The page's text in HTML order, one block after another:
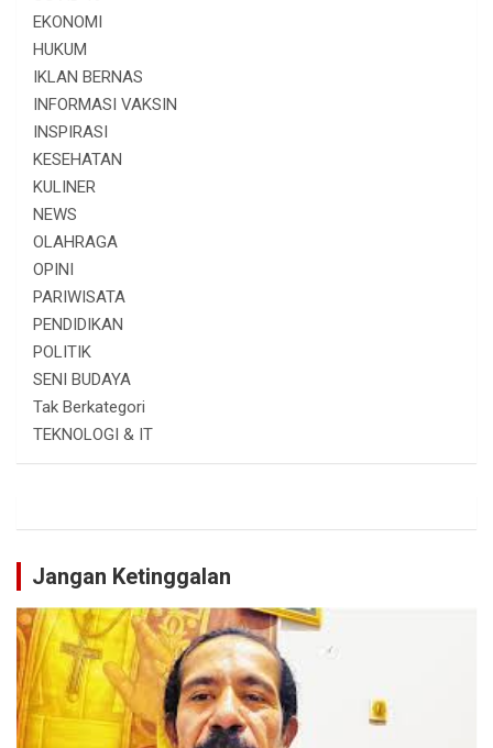
EKONOMI
HUKUM
IKLAN BERNAS
INFORMASI VAKSIN
INSPIRASI
KESEHATAN
KULINER
NEWS
OLAHRAGA
OPINI
PARIWISATA
PENDIDIKAN
POLITIK
SENI BUDAYA
Tak Berkategori
TEKNOLOGI & IT
Jangan Ketinggalan